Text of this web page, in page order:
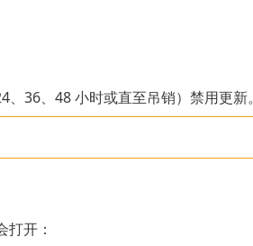
36、48 小时或直至吊销）禁用更新。
开：